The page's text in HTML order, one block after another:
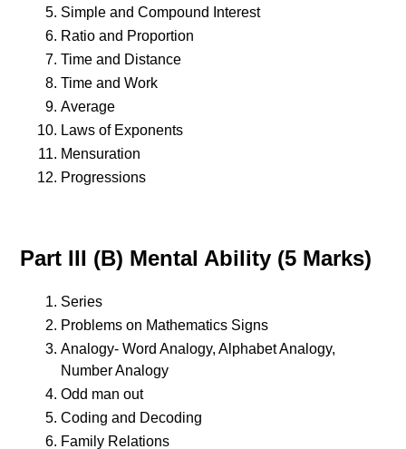
Simple and Compound Interest
Ratio and Proportion
Time and Distance
Time and Work
Average
Laws of Exponents
Mensuration
Progressions
Part III (B) Mental Ability (5 Marks)
Series
Problems on Mathematics Signs
Analogy- Word Analogy, Alphabet Analogy,
Number Analogy
Odd man out
Coding and Decoding
Family Relations